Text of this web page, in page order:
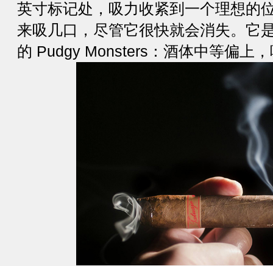
英寸标记处，吸力收紧到一个理想的
来吸几口，尽管它很快就会消失。它
的 Pudgy Monsters：酒体中等偏上